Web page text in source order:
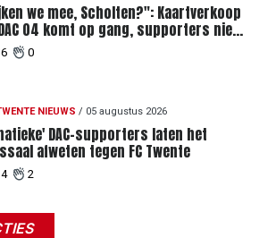
we mee, Scholten?": Kaartverkoop
04 komt op gang, supporters niet
ticketprijzen
0
NIEUWS / 05 augustus 2026
DAC-supporters laten het
afweten tegen FC Twente
2